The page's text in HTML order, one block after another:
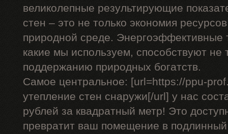
великолепные результирующие
стен – это не только экономия
природной среде. Энергоэффективные
какие мы используем, способствуют не
поддержанию природных богатств.
Самое центральное: [url=https://ppu-
утепление стен снаружи[/url] у нас
рублей за квадратный метр! Это
превратит ваш помещение в